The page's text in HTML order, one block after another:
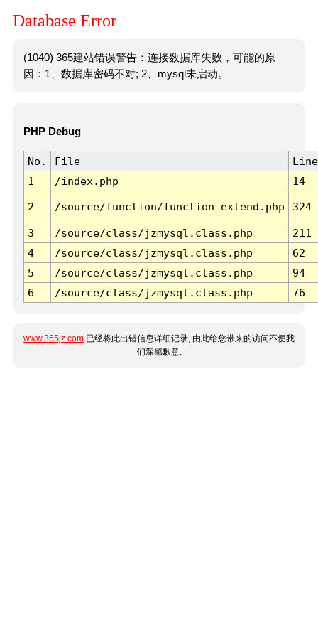
Database Error
(1040) 365建站错误警告：连接数据库失败，可能的原
因：1、数据库密码不对; 2、mysql未启动。
PHP Debug
No. File
Line
1
/index.php 14
2 /source/function/function_extend.php 324
3 /source/class/jzmysql.class.php
211
4
/source/class/jzmysql.class.php
62
5
/source/class/jzmysql.class.php
94
6
/source/class/jzmysql.class.php 76
www.365jz.com 已经将此出错信息详细记录, 由此给您带来的访问不便我
们深感歉意.